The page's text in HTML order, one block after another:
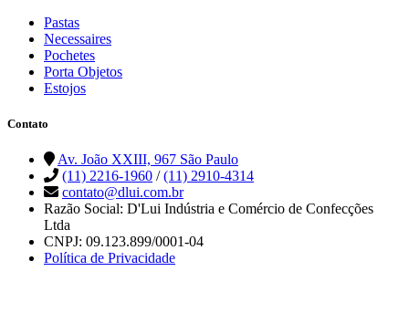
Pastas
Necessaires
Pochetes
Porta Objetos
Estojos
Contato
Av. João XXIII, 967 São Paulo
(11) 2216-1960 /(11) 2910-4314
contato@dlui.com.br
Razão Social: D'Lui Indústria e Comércio de Confecções
Ltda
CNPJ: 09.123.899/0001-04
Política de Privacidade